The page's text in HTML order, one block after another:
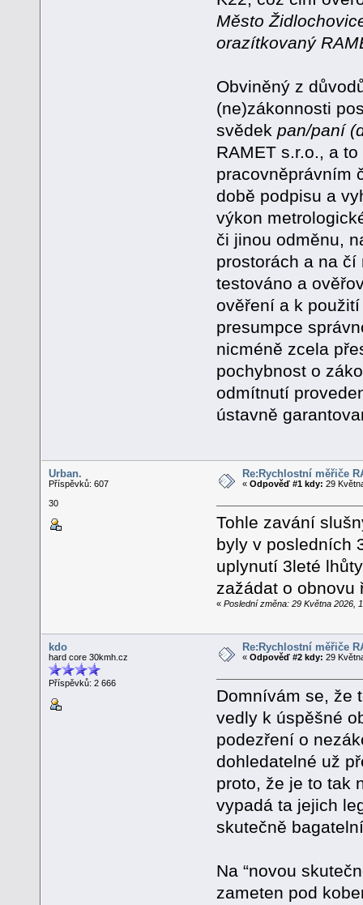
Město
orazítkovaný
Obviněný z
(ne)zákonnosti
svědek pan/paní
RAMET s.r.o., a
pracovněprávním
době podpisu a
výkon
či jinou odměnu,
prostorách a na
testováno a
ověření a k
presumpce
nicméně zcela
pochybnost o
odmítnutí
ústavně
Urban.
Příspěvků: 607
30
Re:Rychlostní měřiče
«Odpověď #1 kdy: 29
Tohle zavání
byly v posledních
uplynutí 3leté
zažádat o obnovu
« Poslední změna: 29 Května 2026,
kdo
hard core 30kmh.cz
Příspěvků: 2 666
Re:Rychlostní měřiče
«Odpověď #2 kdy: 29
Domnívám se, že
vedly k úspěšné
podezření o
dohledatelné už
proto, že je to tak
vypadá ta jejich
skutečně
Na “novou
zameten pod